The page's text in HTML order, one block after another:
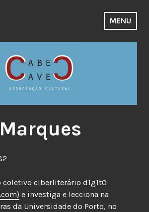
MENU
coletivo ciberliterário d1g1t0
e investiga e lecciona na
da Universidade do Porto, no